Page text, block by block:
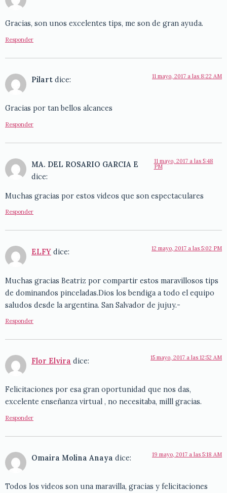
Gracias, son unos excelentes tips, me son de gran ayuda.
Responder
Pilart dice: 11 mayo, 2017 a las 8:22 AM
Gracias por tan bellos alcances
Responder
MA. DEL ROSARIO GARCIA E
dice:
11 mayo, 2017 a las 5:48
PM
Muchas gracias por estos videos que son espectaculares
Responder
ELFY dice: 12 mayo, 2017 a las 5:02 PM
Muchas gracias Beatriz por compartir estos maravillosos tips
de dominandos pinceladas.Dios los bendiga a todo el equipo
saludos desde la argentina. San Salvador de jujuy.-
Responder
Flor Elvira dice: 15 mayo, 2017 a las 12:52 AM
Felicitaciones por esa gran oportunidad que nos das,
excelente enseñanza virtual , no necesitaba, milll gracias.
Responder
Omaira Molina Anaya dice: 19 mayo, 2017 a las 5:18 AM
Todos los videos son una maravilla, gracias y felicitaciones